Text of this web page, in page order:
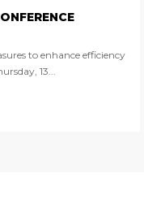
to enhance efficiency
Date : Thursday, 13...